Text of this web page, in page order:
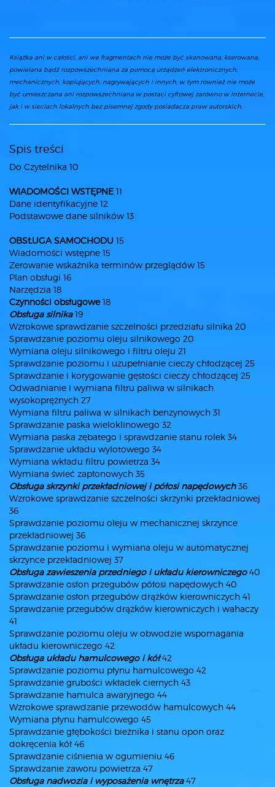
Książka ani w całości, ani we fragmentach nie może być skanowana, kserowana,
powielana bądź rozpowszechniana za pomocą urządzeń elektronicznych,
mechanicznych, kopiujących, nagrywających i innych, w tym również nie może
być umieszczana ani rozpowszechniana w postaci cyfrowej zarówno w Internecie,
jak i w sieciach lokalnych bez pisemnej zgody posiadacza praw autorskich.
Spis treści
Do Czytelnika 10
WIADOMOŚCI WSTĘPNE 11
Dane identyfikacyjne 12
Podstawowe dane silników 13
OBSŁUGA SAMOCHODU 15
Wiadomości wstępne 15
Zerowanie wskaźnika terminów przeglądów 15
Plan obsługi 16
Narzędzia 18
Czynności obsługowe18
Obsługa silnika19
Wzrokowe sprawdzanie szczelności przedziału silnika 20
Sprawdzanie poziomu oleju silnikowego 20
Wymiana oleju silnikowego i filtru oleju 21
Sprawdzanie poziomu i uzupełnianie cieczy chłodzącej 25
Sprawdzanie i korygowanie gęstości cieczy chłodzącej 25
Odwadnianie i wymiana filtru paliwa w silnikach
wysokoprężnych 27
Wymiana filtru paliwa w silnikach benzynowych 31
Sprawdzanie paska wieloklinowego 32
Wymiana paska zębatego i sprawdzanie stanu rolek 34
Sprawdzanie układu wylotowego 34
Wymiana wkładu filtru powietrza 34
Wymiana świeć zapłonowych 35
Obsługa skrzynki przekładniowej i półosi napędowych36
Wzrokowe sprawdzanie szczelności skrzynki przekładniowej
36
Sprawdzanie poziomu oleju w mechanicznej skrzynce
przekładniowej 36
Sprawdzanie poziomu i wymiana oleju w automatycznej
skrzynce przekładniowej 37
Obsługa zawieszenia przedniego i układu kierowniczego40
Sprawdzanie osłon przegubów półosi napędowych 40
Sprawdzanie osłon przegubów drążków kierowniczych 41
Sprawdzanie przegubów drążków kierowniczych i wahaczy
41
Sprawdzanie poziomu oleju w obwodzie wspomagania
układu kierowniczego 42
Obsługa układu hamulcowego i kół42
Sprawdzanie poziomu płynu hamulcowego 42
Sprawdzanie grubości wkładek ciernych 43
Sprawdzanie hamulca awaryjnego 44
Wzrokowe sprawdzanie przewodów hamulcowych 44
Wymiana płynu hamulcowego 45
Sprawdzanie głębokości bieżnika i stanu opon oraz
dokręcenia kół 46
Sprawdzanie ciśnienia w ogumieniu 46
Sprawdzanie zaworu powietrza 47
Obsługa nadwozia i wyposażenia wnętrza47